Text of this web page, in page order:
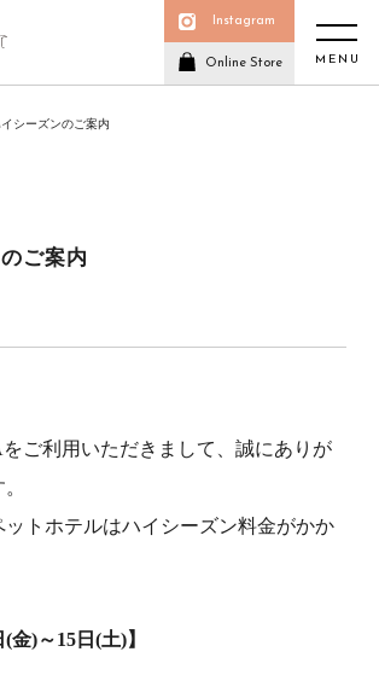
Instagram
Online Store MENU
シーズンのご案内
ご案内
をご利用いただきまして、誠にありが
トホテルはハイシーズン料金がかか
(金)～15日(土)】